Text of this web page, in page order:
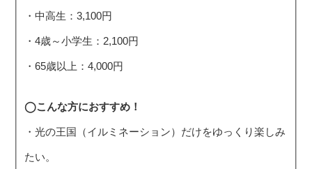
・中高生：3,100円
・4歳～小学生：2,100円
・65歳以上：4,000円
◯こんな方におすすめ！
・光の王国（イルミネーション）だけをゆっくり楽しみ
たい。